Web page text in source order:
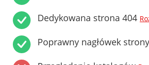
Dedykowana strona 404
Poprawny nagłówek